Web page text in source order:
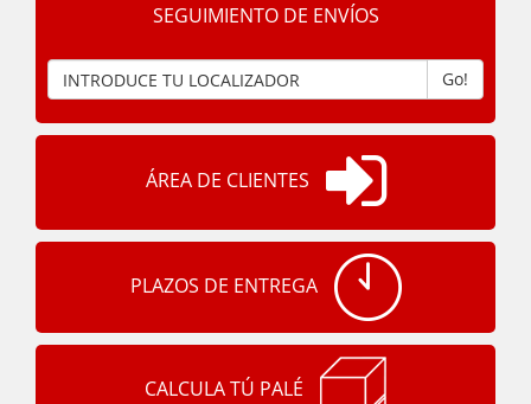
SEGUIMIENTO DE ENVÍOS
Go!
ÁREA DE CLIENTES
PLAZOS DE ENTREGA
CALCULA TÚ PALÉ